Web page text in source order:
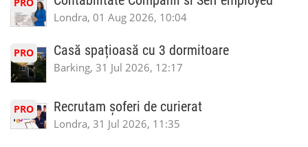
Londra, 01 Aug 2026, 10:04
PRO Casă spațioasă cu 3 dormitoare
Barking, 31 Jul 2026, 12:17
PRO Recrutam șoferi de curierat
Londra, 31 Jul 2026, 11:35